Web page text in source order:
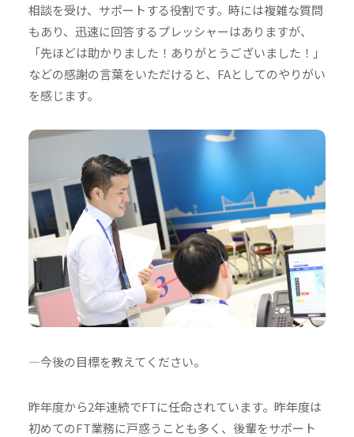
相談を受け、サポートする役割です。時には複雑な質問
もあり、迅速に回答するプレッシャーはありますが、
「先ほどは助かりました！ありがとうございました！」
などの感謝の言葉をいただけると、FAとしてのやりがい
を感じます。
―今後の目標を教えてください。
昨年度から2年連続でFTに任命されています。昨年度は
初めてのFT業務に戸惑うことも多く、後輩をサポート